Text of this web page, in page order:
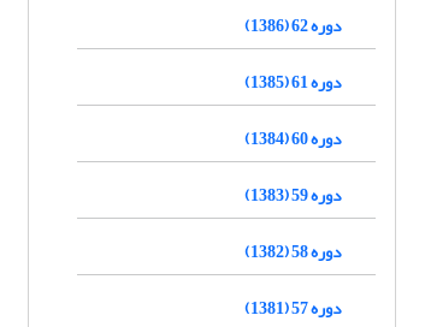
دوره 62 (1386)
دوره 61 (1385)
دوره 60 (1384)
دوره 59 (1383)
دوره 58 (1382)
دوره 57 (1381)